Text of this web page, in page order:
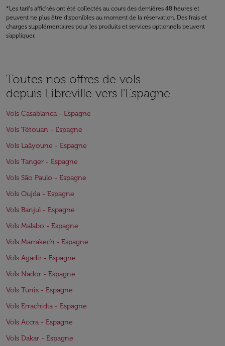
*Les tarifs affichés ont été collectés au cours des dernières 48 heures et
peuvent ne plus être disponibles au moment de la réservation. Des frais et
charges supplémentaires pour les produits et services optionnels peuvent
s'appliquer.
Toutes nos offres de vols
depuis Libreville vers l'Espagne
Vols Casablanca - Espagne
Vols Tétouan - Espagne
Vols Laâyoune - Espagne
Vols Tanger - Espagne
Vols São Paulo - Espagne
Vols Oujda - Espagne
Vols Banjul - Espagne
Vols Malabo - Espagne
Vols Marrakech - Espagne
Vols Agadir - Espagne
Vols Nador - Espagne
Vols Tunis - Espagne
Vols Errachidia - Espagne
Vols Accra - Espagne
Vols Dakar - Espagne